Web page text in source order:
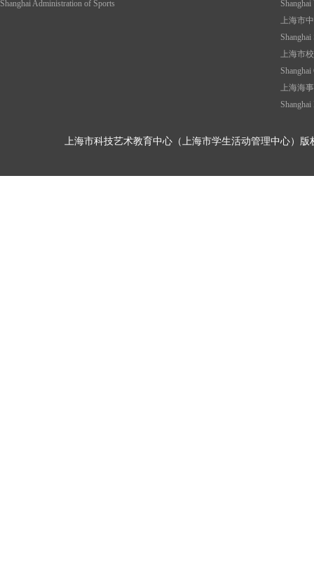
Shanghai Administration of Sports
上海市
上海市
上海海
上海市科技艺术教育中心（上海市学生活动管理中心）版